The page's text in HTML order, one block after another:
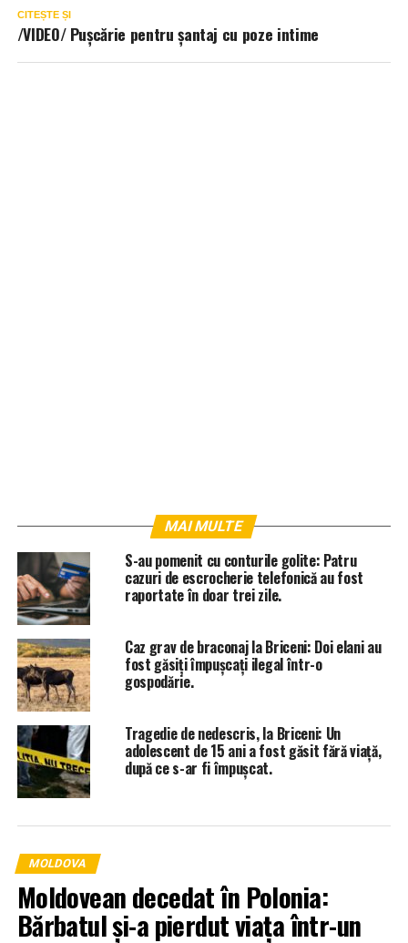
CITEȘTE ȘI
/VIDEO/ Pușcărie pentru șantaj cu poze intime
MAI MULTE
S-au pomenit cu conturile golite: Patru
cazuri de escrocherie telefonică au fost
raportate în doar trei zile.
Caz grav de braconaj la Briceni: Doi elani au
fost găsiți împușcați ilegal într-o
gospodărie.
Tragedie de nedescris, la Briceni: Un
adolescent de 15 ani a fost găsit fără viață,
după ce s-ar fi împușcat.
MOLDOVA
Moldovean decedat în Polonia:
Bărbatul și-a pierdut viața într-un